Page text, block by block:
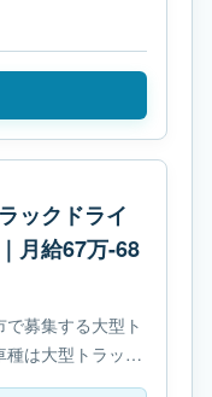
ックドライ
月給67万-68
募集する大型ト
は大型トラック
す。必要免許は-